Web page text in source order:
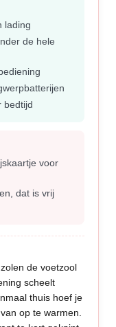
lading
de hele
bedtijd
voor
dat is vrij
de voetzool
scheelt
thuis hoef je
op te warmen.